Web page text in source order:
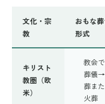
文化・宗
教
おもな
形式
キリスト
教圏（欧
米）
教会
葬儀
葬ま
火葬